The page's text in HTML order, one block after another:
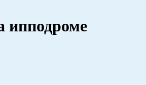
ипподроме